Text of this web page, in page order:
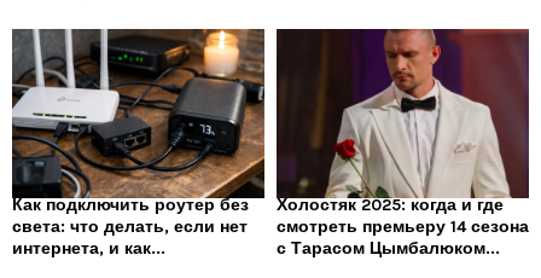
Как подключить роутер без
света: что делать, если нет
интернета, и как...
Холостяк 2025: когда и где
смотреть премьеру 14 сезона
с Тарасом Цымбалюком...